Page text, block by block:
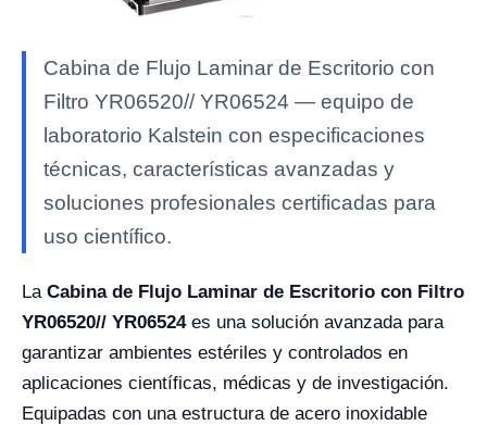
Cabina de Flujo Laminar de Escritorio con
Filtro YR06520// YR06524 — equipo de
laboratorio Kalstein con especificaciones
técnicas, características avanzadas y
soluciones profesionales certificadas para
uso científico.
La Cabina de Flujo Laminar de Escritorio con Filtro
YR06520// YR06524es una solución avanzada para
garantizar ambientes estériles y controlados en
aplicaciones científicas, médicas y de investigación.
Equipadas con una estructura de acero inoxidable